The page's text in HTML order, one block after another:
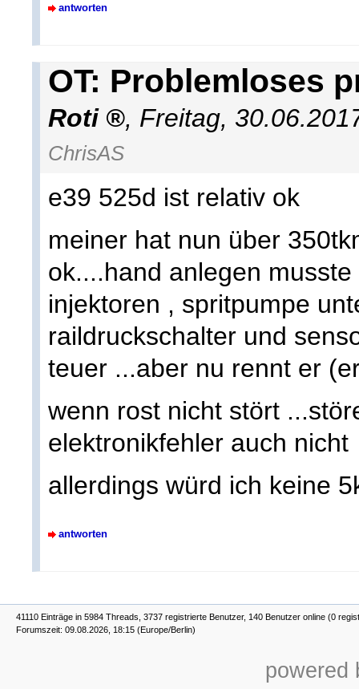
antworten
OT: Problemloses
Roti , Freitag,
ChrisAS
e39 525d ist relativ ok
meiner hat nun über
ok....hand anlegen
injektoren , spritpumpe
raildruckschalter und
teuer ...aber nu rennt er
wenn rost nicht stört
elektronikfehler auch nicht
allerdings würd ich keine
antworten
41110 Einträge in 5984 Threads, 3737 registrierte Benutzer, 140 Benutzer online (0
Forumszeit: 09.08.2026, 18:15 (Europe/Berlin)
powered